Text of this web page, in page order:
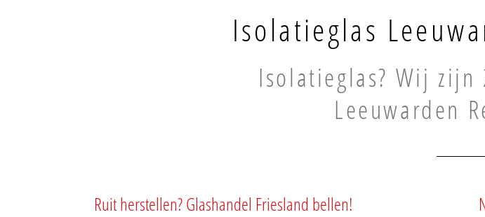
Isolatieglas
Isolatieglas? Wij
Leeuwarden
Ruit herstellen? Glashandel Friesland bellen!